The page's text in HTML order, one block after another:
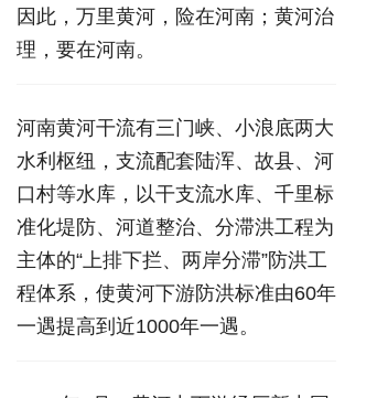
因此，万里黄河，险在河南；黄河治
理，要在河南。
河南黄河干流有三门峡、小浪底两大
水利枢纽，支流配套陆浑、故县、河
口村等水库，以干支流水库、千里标
准化堤防、河道整治、分滞洪工程为
主体的“上排下拦、两岸分滞”防洪工
程体系，使黄河下游防洪标准由60年
一遇提高到近1000年一遇。